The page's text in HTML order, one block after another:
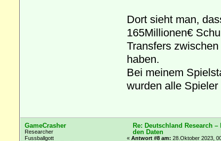
Dort sieht man,
165Millionen€
Transfers
haben.
Bei meinem
wurden alle
GameCrasher
Researcher
Fussballgott
Re: Deutschland Research –
den Daten
« Antwort #8 am: 28.Oktober 2023,